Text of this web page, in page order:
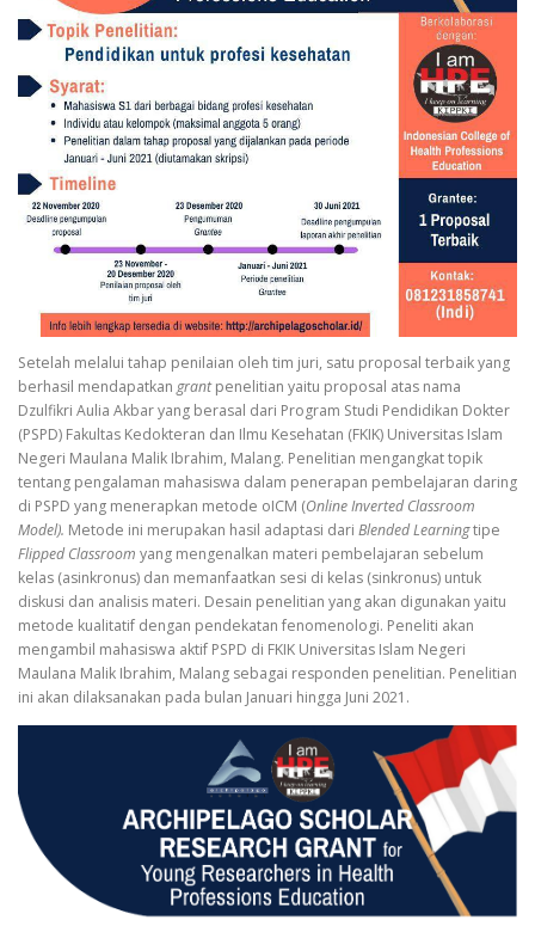
Setelah melalui tahap penilaian oleh tim juri, satu proposal terbaik yang
berhasil mendapatkan grantpenelitian yaitu proposal atas nama
Dzulfikri Aulia Akbar yang berasal dari Program Studi Pendidikan Dokter
(PSPD) Fakultas Kedokteran dan Ilmu Kesehatan (FKIK) Universitas Islam
Negeri Maulana Malik Ibrahim, Malang. Penelitian mengangkat topik
tentang pengalaman mahasiswa dalam penerapan pembelajaran daring
di PSPD yang menerapkan metode oICM (Online Inverted Classroom
Model). Metode ini merupakan hasil adaptasi dari Blended Learningtipe
Flipped Classroom yang mengenalkan materi pembelajaran sebelum
kelas (asinkronus) dan memanfaatkan sesi di kelas (sinkronus) untuk
diskusi dan analisis materi. Desain penelitian yang akan digunakan yaitu
metode kualitatif dengan pendekatan fenomenologi. Peneliti akan
mengambil mahasiswa aktif PSPD di FKIK Universitas Islam Negeri
Maulana Malik Ibrahim, Malang sebagai responden penelitian. Penelitian
ini akan dilaksanakan pada bulan Januari hingga Juni 2021.